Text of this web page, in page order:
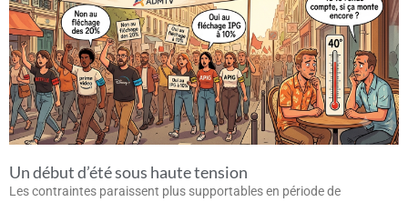
Un début d’été sous haute tension
Les contraintes paraissent plus supportables en période de